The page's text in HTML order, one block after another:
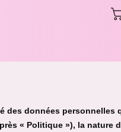
données personnelles
« Politique »), la nature